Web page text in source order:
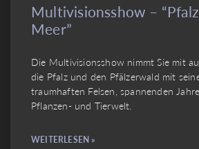
Multivisionsshow –
Meer”
Die Multivisionsshow nimmt Sie mit
die Pfalz und den Pfälzerwald mit
traumhaften Felsen, spannenden
Pflanzen- und Tierwelt.
WEITERLESEN »